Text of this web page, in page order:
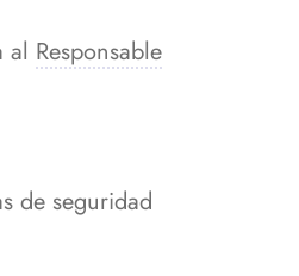
al Responsable
de seguridad